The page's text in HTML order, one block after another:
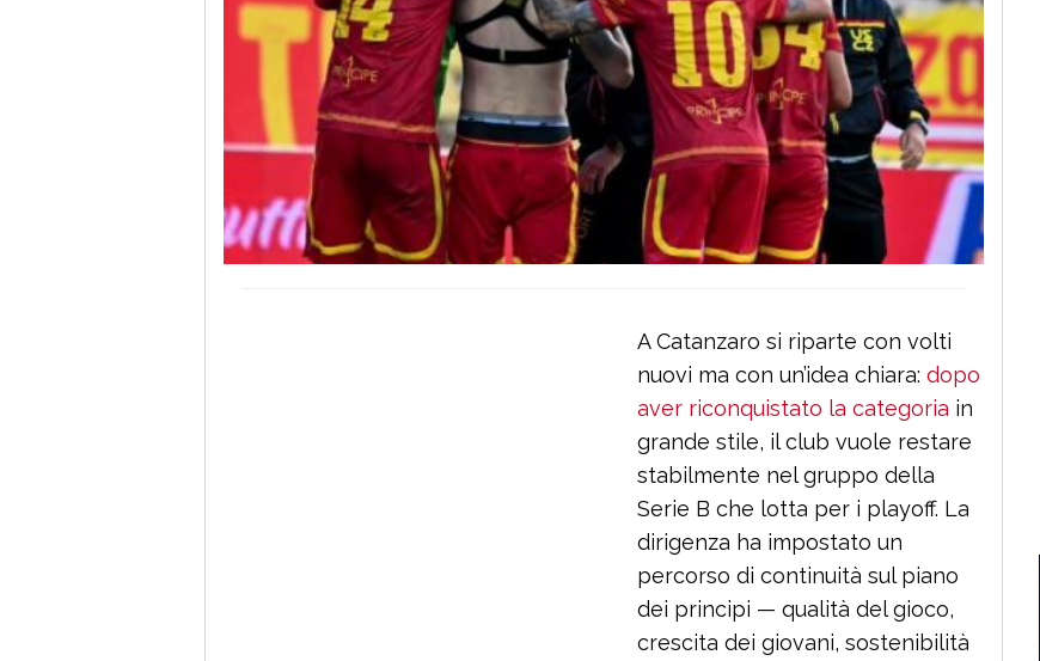
A Catanzaro si riparte con volti
nuovi ma con un’idea chiara: dopo
aver riconquistato la categoria in
grande stile, il club vuole restare
stabilmente nel gruppo della
Serie B che lotta per i playoff. La
dirigenza ha impostato un
percorso di continuità sul piano
dei principi — qualità del gioco,
crescita dei giovani, sostenibilità